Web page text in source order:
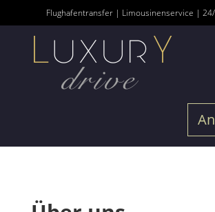
Flughafentransfer | Limousinenservice |